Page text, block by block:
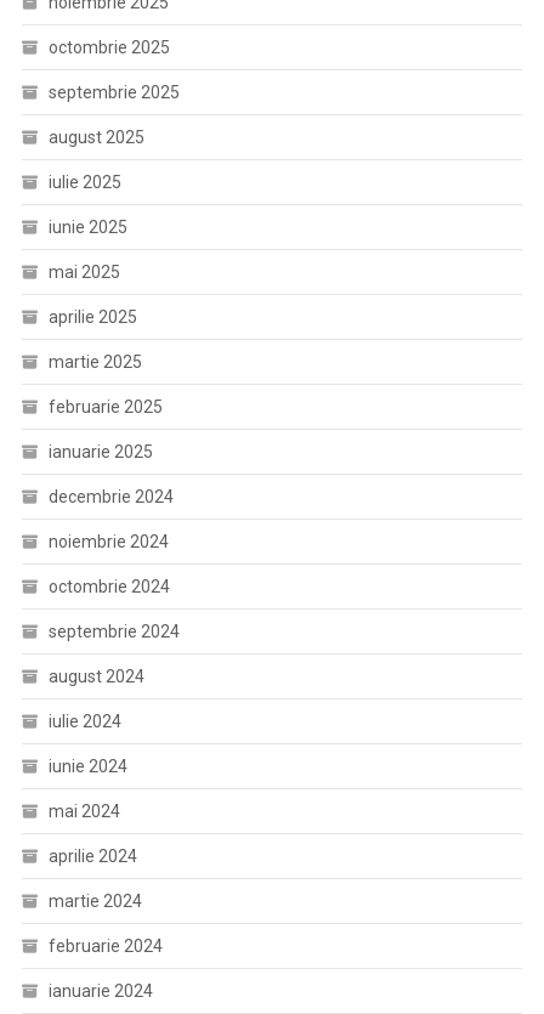
octombrie 2025
septembrie 2025
august 2025
iulie 2025
iunie 2025
mai 2025
aprilie 2025
martie 2025
februarie 2025
ianuarie 2025
decembrie 2024
noiembrie 2024
octombrie 2024
septembrie 2024
august 2024
iulie 2024
iunie 2024
mai 2024
aprilie 2024
martie 2024
februarie 2024
ianuarie 2024